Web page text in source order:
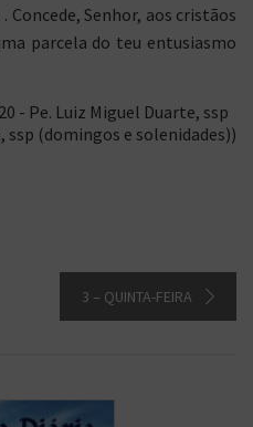
Senhor, aos cristãos
parcela do teu entusiasmo
- Pe. Luiz Miguel Duarte, ssp
ssp (domingos e solenidades))
3 – QUINTA-FEIRA